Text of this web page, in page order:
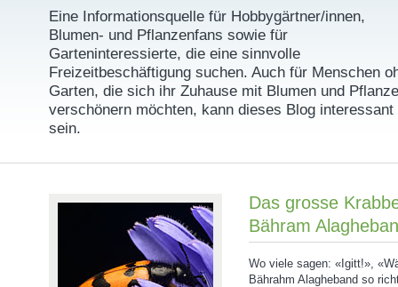
Eine Informationsquelle für Hobbygärtner/innen,
Blumen- und Pflanzenfans sowie für
Garteninteressierte, die eine sinnvolle
Freizeitbeschäftigung suchen. Auch für Menschen
Garten, die sich ihr Zuhause mit Blumen und
verschönern möchten, kann dieses Blog interessant
sein.
Das grosse
Bähram
Wo viele sagen: «Igitt!»,
Bährahm Alagheband so